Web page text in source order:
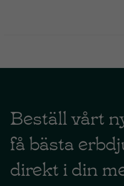
Beställ vårt
få bästa
direkt i din